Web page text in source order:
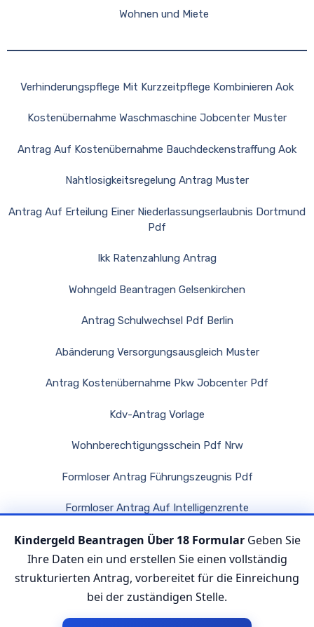
Wohnen und Miete
Verhinderungspflege Mit Kurzzeitpflege Kombinieren Aok
Kostenübernahme Waschmaschine Jobcenter Muster
Antrag Auf Kostenübernahme Bauchdeckenstraffung Aok
Nahtlosigkeitsregelung Antrag Muster
Antrag Auf Erteilung Einer Niederlassungserlaubnis Dortmund
Pdf
Ikk Ratenzahlung Antrag
Wohngeld Beantragen Gelsenkirchen
Antrag Schulwechsel Pdf Berlin
Abänderung Versorgungsausgleich Muster
Antrag Kostenübernahme Pkw Jobcenter Pdf
Kdv-Antrag Vorlage
Wohnberechtigungsschein Pdf Nrw
Formloser Antrag Führungszeugnis Pdf
Formloser Antrag Auf Intelligenzrente
Wohngeld Antrag Frankfurt Pdf
Kindergeld Beantragen Über 18 FormularGeben Sie
Ihre Daten ein und erstellen Sie einen vollständig
strukturierten Antrag, vorbereitet für die Einreichung
bei der zuständigen Stelle.